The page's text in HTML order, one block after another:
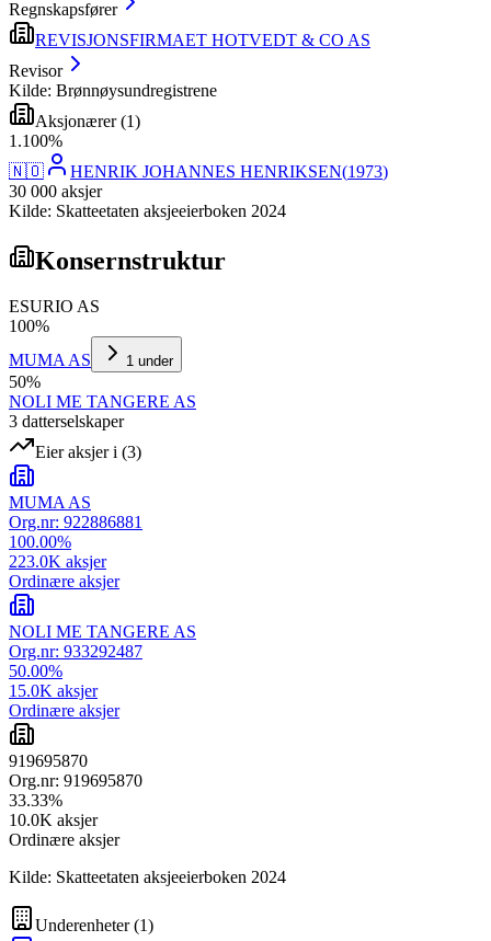
Regnskapsfører
REVISJONSFIRMAET HOTVEDT & CO AS
Revisor
Kilde: Brønnøysundregistrene
Aksjonærer(1)
1 .100%
🇳🇴
HENRIK JOHANNES HENRIKSEN(1973)
30 000 aksjer
Kilde: Skatteetaten aksjeeierboken 2024
Konsernstruktur
ESURIO AS
100%
MUMA AS
1 under
50%
NOLI ME TANGERE AS
3 datterselskaper
Eier aksjer i (3)
MUMA AS
Org.nr: 922886881
100.00%
223.0K aksjer
Ordinære aksjer
NOLI ME TANGERE AS
Org.nr: 933292487
50.00%
15.0K aksjer
Ordinære aksjer
919695870
Org.nr: 919695870
33.33%
10.0K aksjer
Ordinære aksjer
Kilde: Skatteetaten aksjeeierboken 2024
Underenheter(1)